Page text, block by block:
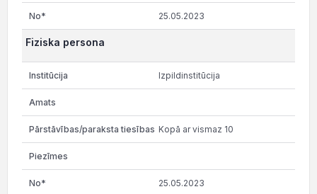
25.05.2023
Fiziska persona
Izpildinstitūcija
Kopā ar vismaz 10
25.05.2023